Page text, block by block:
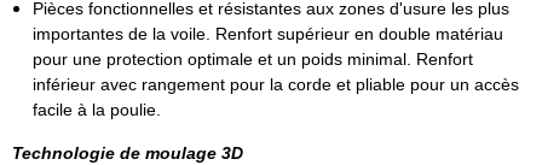
Pièces fonctionnelles et résistantes aux zones d'usure les plus
importantes de la voile. Renfort supérieur en double matériau
pour une protection optimale et un poids minimal. Renfort
inférieur avec rangement pour la corde et pliable pour un accès
facile à la poulie.
Technologie de moulage 3D